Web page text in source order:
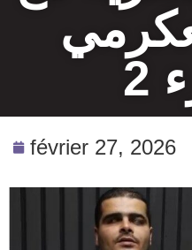
2
février 27, 2026